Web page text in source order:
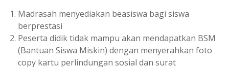
Madrasah menyediakan beasiswa bagi siswa
berprestasi
Peserta didik tidak mampu akan mendapatkan BSM
(Bantuan Siswa Miskin) dengan menyerahkan foto
copy kartu perlindungan sosial dan surat